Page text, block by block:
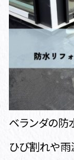
ベランダの防
ひび割れや雨